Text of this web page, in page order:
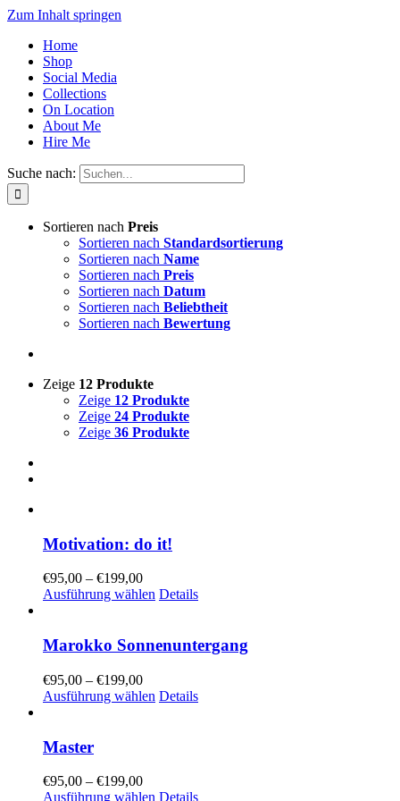
Zum Inhalt springen
Home
Shop
Social Media
Collections
On Location
About Me
Hire Me
Suche nach:
Sortieren nach Preis
Sortieren nach Standardsortierung
Sortieren nach Name
Sortieren nach Preis
Sortieren nach Datum
Sortieren nach Beliebtheit
Sortieren nach Bewertung
Zeige 12 Produkte
Zeige 12 Produkte
Zeige 24 Produkte
Zeige 36 Produkte
Motivation: do it!
€95,00 – €199,00
Ausführung wählen Details
Marokko Sonnenuntergang
€95,00 – €199,00
Ausführung wählen Details
Master
€95,00 – €199,00
Ausführung wählen Details